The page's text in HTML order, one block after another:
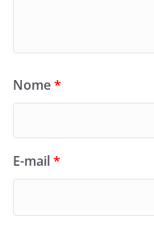
Nome*
E-mail*